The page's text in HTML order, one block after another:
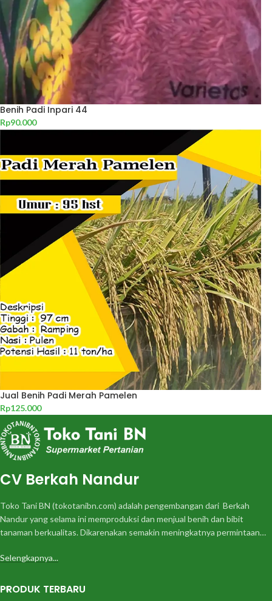
Benih Padi Inpari 44
Rp90.000
Jual Benih Padi Merah Pamelen
Rp125.000
CV Berkah Nandur
Toko Tani BN (tokotanibn.com) adalah pengembangan dari Berkah
Nandur yang selama ini memproduksi dan menjual benih dan bibit
tanaman berkualitas. Dikarenakan semakin meningkatnya permintaan…
Selengkapnya...
PRODUK TERBARU